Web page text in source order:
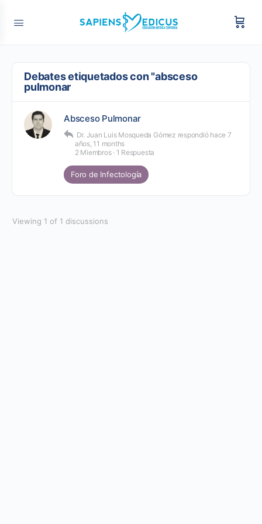
Debates etiquetados con "absceso
pulmonar
Absceso Pulmonar
Dr. Juan Luis Mosqueda Gómez respondió hace 7
años, 11 months
2 Miembros · 1 Respuesta
Foro de Infectología
Viewing 1 of 1 discussions